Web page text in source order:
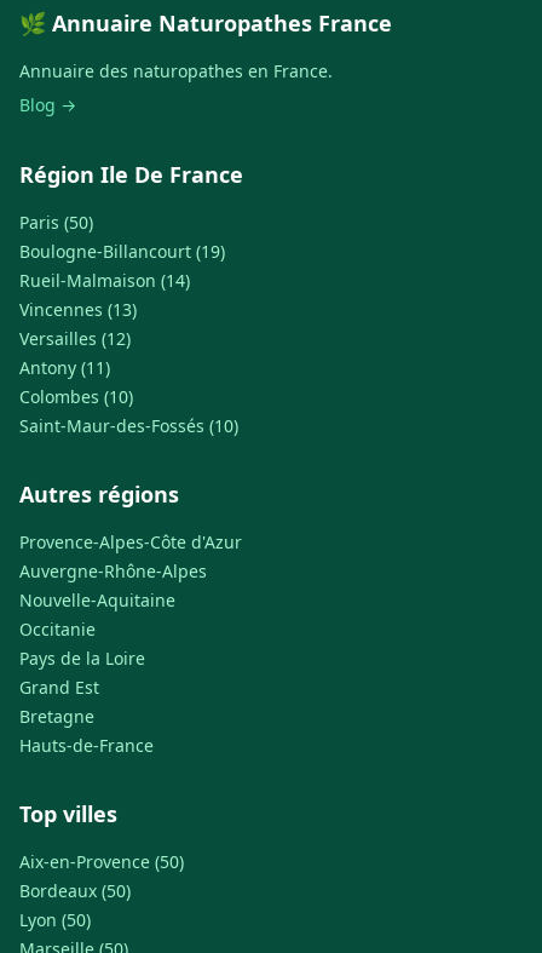
🌿 Annuaire Naturopathes France
Annuaire des naturopathes en France.
Blog →
Région Ile De France
Paris (50)
Boulogne-Billancourt (19)
Rueil-Malmaison (14)
Vincennes (13)
Versailles (12)
Antony (11)
Colombes (10)
Saint-Maur-des-Fossés (10)
Autres régions
Provence-Alpes-Côte d'Azur
Auvergne-Rhône-Alpes
Nouvelle-Aquitaine
Occitanie
Pays de la Loire
Grand Est
Bretagne
Hauts-de-France
Top villes
Aix-en-Provence (50)
Bordeaux (50)
Lyon (50)